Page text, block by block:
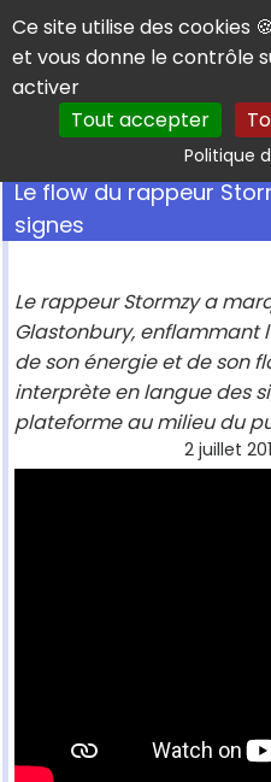
Panneau de gestion des
Ce site utilise des cookies 🍪
et vous donne le contrôle
activer
Tout accepter
Politique
Le flow du rappeur
signes
Le rappeur Stormzy a
Glastonbury, enflammant
de son énergie et de son
interprète en langue des
plateforme au milieu du
2 juillet